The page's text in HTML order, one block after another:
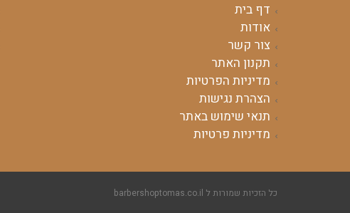
דף בית
אודות
צור קשר
תקנון האתר
מדיניות הפרטיות
הצהרת נגישות
תנאי שימוש באתר
מדיניות פרטיות
כל הזכיות שמורות ל barbershoptomas.co.il